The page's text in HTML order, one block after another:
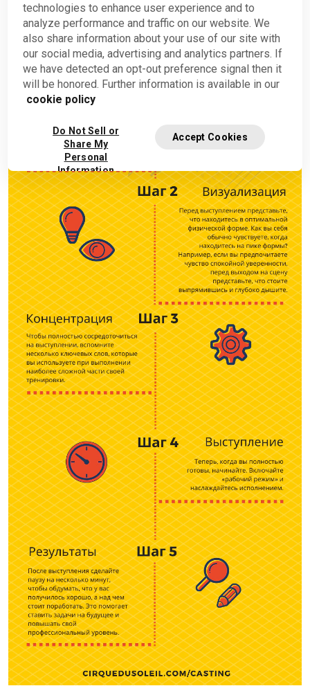
technologies to enhance user experience and to
analyze performance and traffic on our website. We
also share information about your use of our site with
our social media, advertising and analytics partners. If
we have detected an opt-out preference signal then it
will be honored. Further information is available in our
cookie policy
Do Not Sell or
Share My
Personal
Information
Accept Cookies